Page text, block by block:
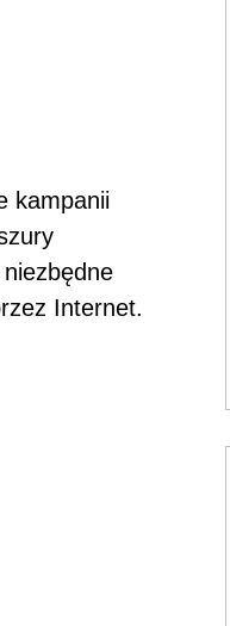
kampanii
Internet.